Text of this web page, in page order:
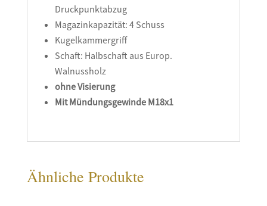
Druckpunktabzug
Magazinkapazität: 4 Schuss
Kugelkammergriff
Schaft: Halbschaft aus Europ.
Walnussholz
ohne Visierung
Mit Mündungsgewinde M18x1
Ähnliche Produkte